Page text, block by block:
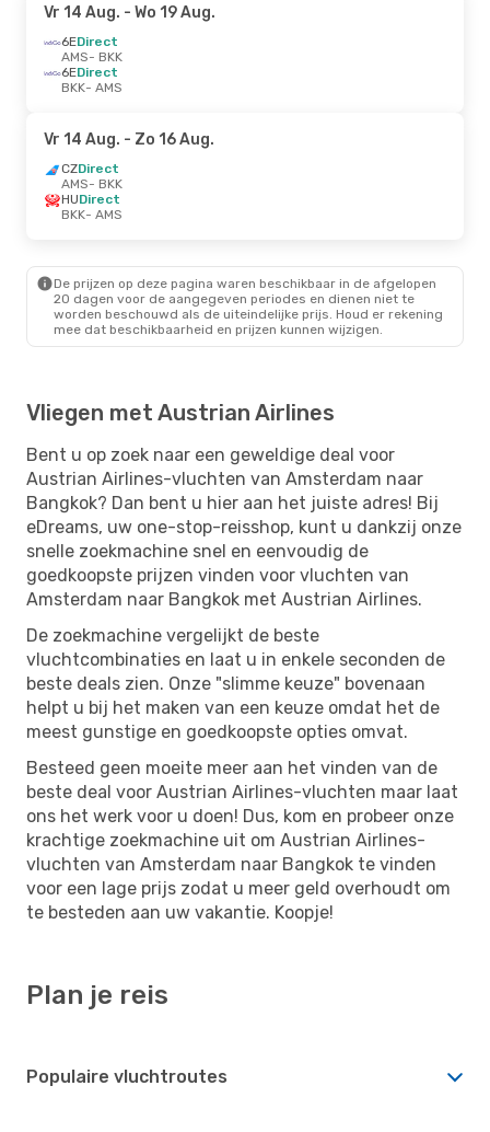
Vr 14 Aug. - Wo 19 Aug.
6EDirect
AMS- BKK
6EDirect
BKK- AMS
Vr 14 Aug. - Zo 16 Aug.
CZDirect
AMS- BKK
HUDirect
BKK- AMS
De prijzen op deze pagina waren beschikbaar in de afgelopen
20 dagen voor de aangegeven periodes en dienen niet te
worden beschouwd als de uiteindelijke prijs. Houd er rekening
mee dat beschikbaarheid en prijzen kunnen wijzigen.
Vliegen met Austrian Airlines
Bent u op zoek naar een geweldige deal voor
Austrian Airlines-vluchten van Amsterdam naar
Bangkok? Dan bent u hier aan het juiste adres! Bij
eDreams, uw one-stop-reisshop, kunt u dankzij onze
snelle zoekmachine snel en eenvoudig de
goedkoopste prijzen vinden voor vluchten van
Amsterdam naar Bangkok met Austrian Airlines.
De zoekmachine vergelijkt de beste
vluchtcombinaties en laat u in enkele seconden de
beste deals zien. Onze "slimme keuze" bovenaan
helpt u bij het maken van een keuze omdat het de
meest gunstige en goedkoopste opties omvat.
Besteed geen moeite meer aan het vinden van de
beste deal voor Austrian Airlines-vluchten maar laat
ons het werk voor u doen! Dus, kom en probeer onze
krachtige zoekmachine uit om Austrian Airlines-
vluchten van Amsterdam naar Bangkok te vinden
voor een lage prijs zodat u meer geld overhoudt om
te besteden aan uw vakantie. Koopje!
Plan je reis
Populaire vluchtroutes